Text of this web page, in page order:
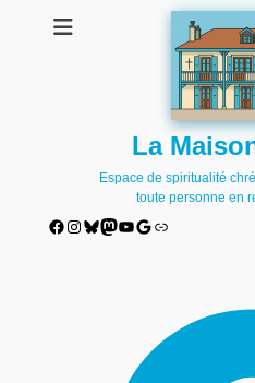
La
Espace de spiritualité
toute personne en
Facebook
Instagram
Bluesky
Mastodon
YouTube
Google
Lien